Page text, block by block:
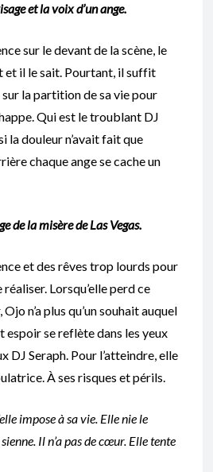
et la voix d’un ange.
sur le devant de la scène, le
et il le sait. Pourtant, il suffit
sur la partition de sa vie pour
Qui est le troublant DJ
la douleur n’avait fait que
chaque ange se cache un
de la misère de Las Vegas.
et des rêves trop lourds pour
réaliser. Lorsqu’elle perd ce
Ojo n’a plus qu’un souhait auquel
espoir se reflète dans les yeux
DJ Seraph. Pour l’atteindre, elle
À ses risques et périls.
impose à sa vie. Elle nie le
Il n’a pas de cœur. Elle tente